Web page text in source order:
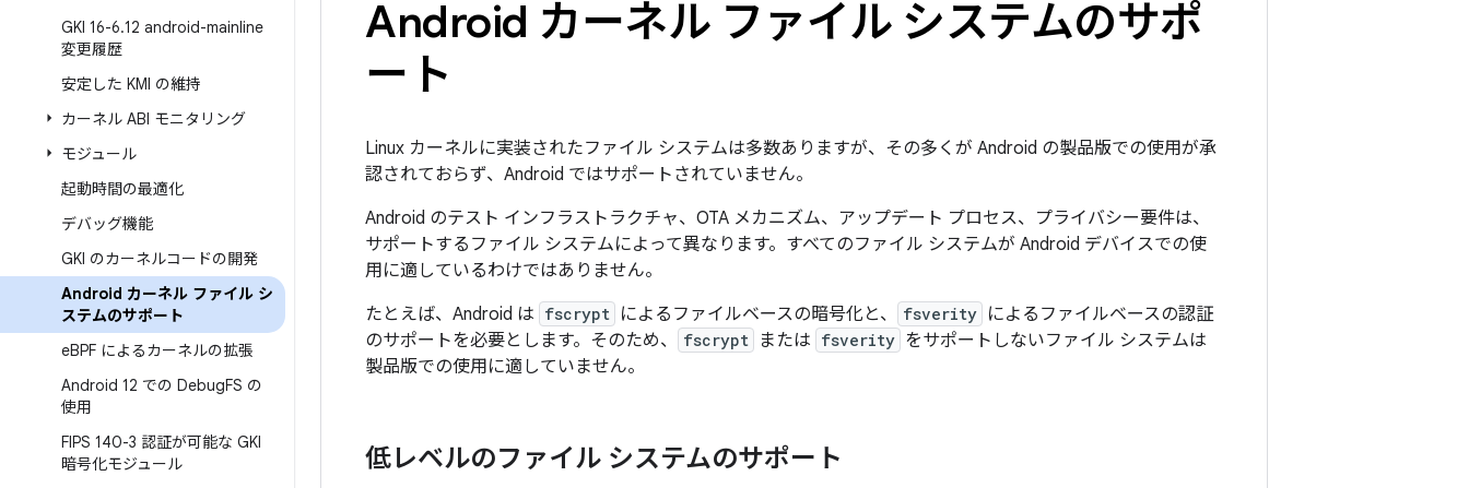
GKI 16-6.12 android-mainline
変更履歴
安定した KMI の維持
カーネル ABI モニタリング
モジュール
起動時間の最適化
デバッグ機能
GKI のカーネルコードの開発
Android カーネル ファイル シ
ステムのサポート
eBPF によるカーネルの拡張
Android 12 での DebugFS の
使用
FIPS 140-3 認証が可能な GKI
暗号化モジュール
Android カーネル ファイル システムのサポ
ート
Linux カーネルに実装されたファイル システムは多数ありますが、その多くが Android の製品版での使用が承
認されておらず、Android ではサポートされていません。
Android のテスト インフラストラクチャ、OTA メカニズム、アップデート プロセス、プライバシー要件は、
サポートするファイル システムによって異なります。すべてのファイル システムが Android デバイスでの使
用に適しているわけではありません。
たとえば、Android は fscrypt によるファイルベースの暗号化と、 fsverity によるファイルベースの認証
のサポートを必要とします。そのため、
fscrypt または fsverity をサポートしないファイル システムは
製品版での使用に適していません。
低レベルのファイル システムのサポート